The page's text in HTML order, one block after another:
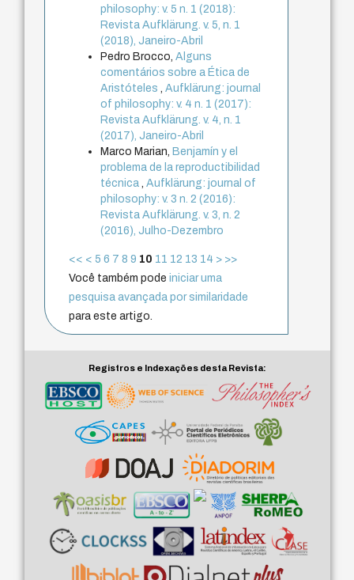
philosophy: v. 5 n. 1 (2018):
Revista Aufklärung. v. 5, n. 1
(2018), Janeiro-Abril
Pedro Brocco,Alguns
comentários sobre a Ética de
Aristóteles
,Aufklärung: journal
of philosophy: v. 4 n. 1 (2017):
Revista Aufklärung. v. 4, n. 1
(2017), Janeiro-Abril
Marco Marian, Benjamín y el
problema de la reproductibilidad
técnica ,Aufklärung: journal of
philosophy: v. 3 n. 2 (2016):
Revista Aufklärung. v. 3, n. 2
(2016), Julho-Dezembro
<< < 5 6 7 8 9 10 11 12 13 14 > >>
Você também podeiniciar uma
pesquisa avançada por similaridade
para este artigo.
Registros e Indexações desta Revista: